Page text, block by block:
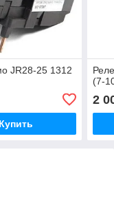
JR28-25 1312
Купить
(7-
2